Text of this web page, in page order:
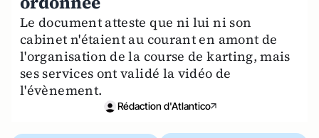
Le document atteste que ni lui ni son
cabinet n'étaient au courant en amont de
l'organisation de la course de karting, mais
ses services ont validé la vidéo de
l'évènement.
Rédaction d'Atlantico